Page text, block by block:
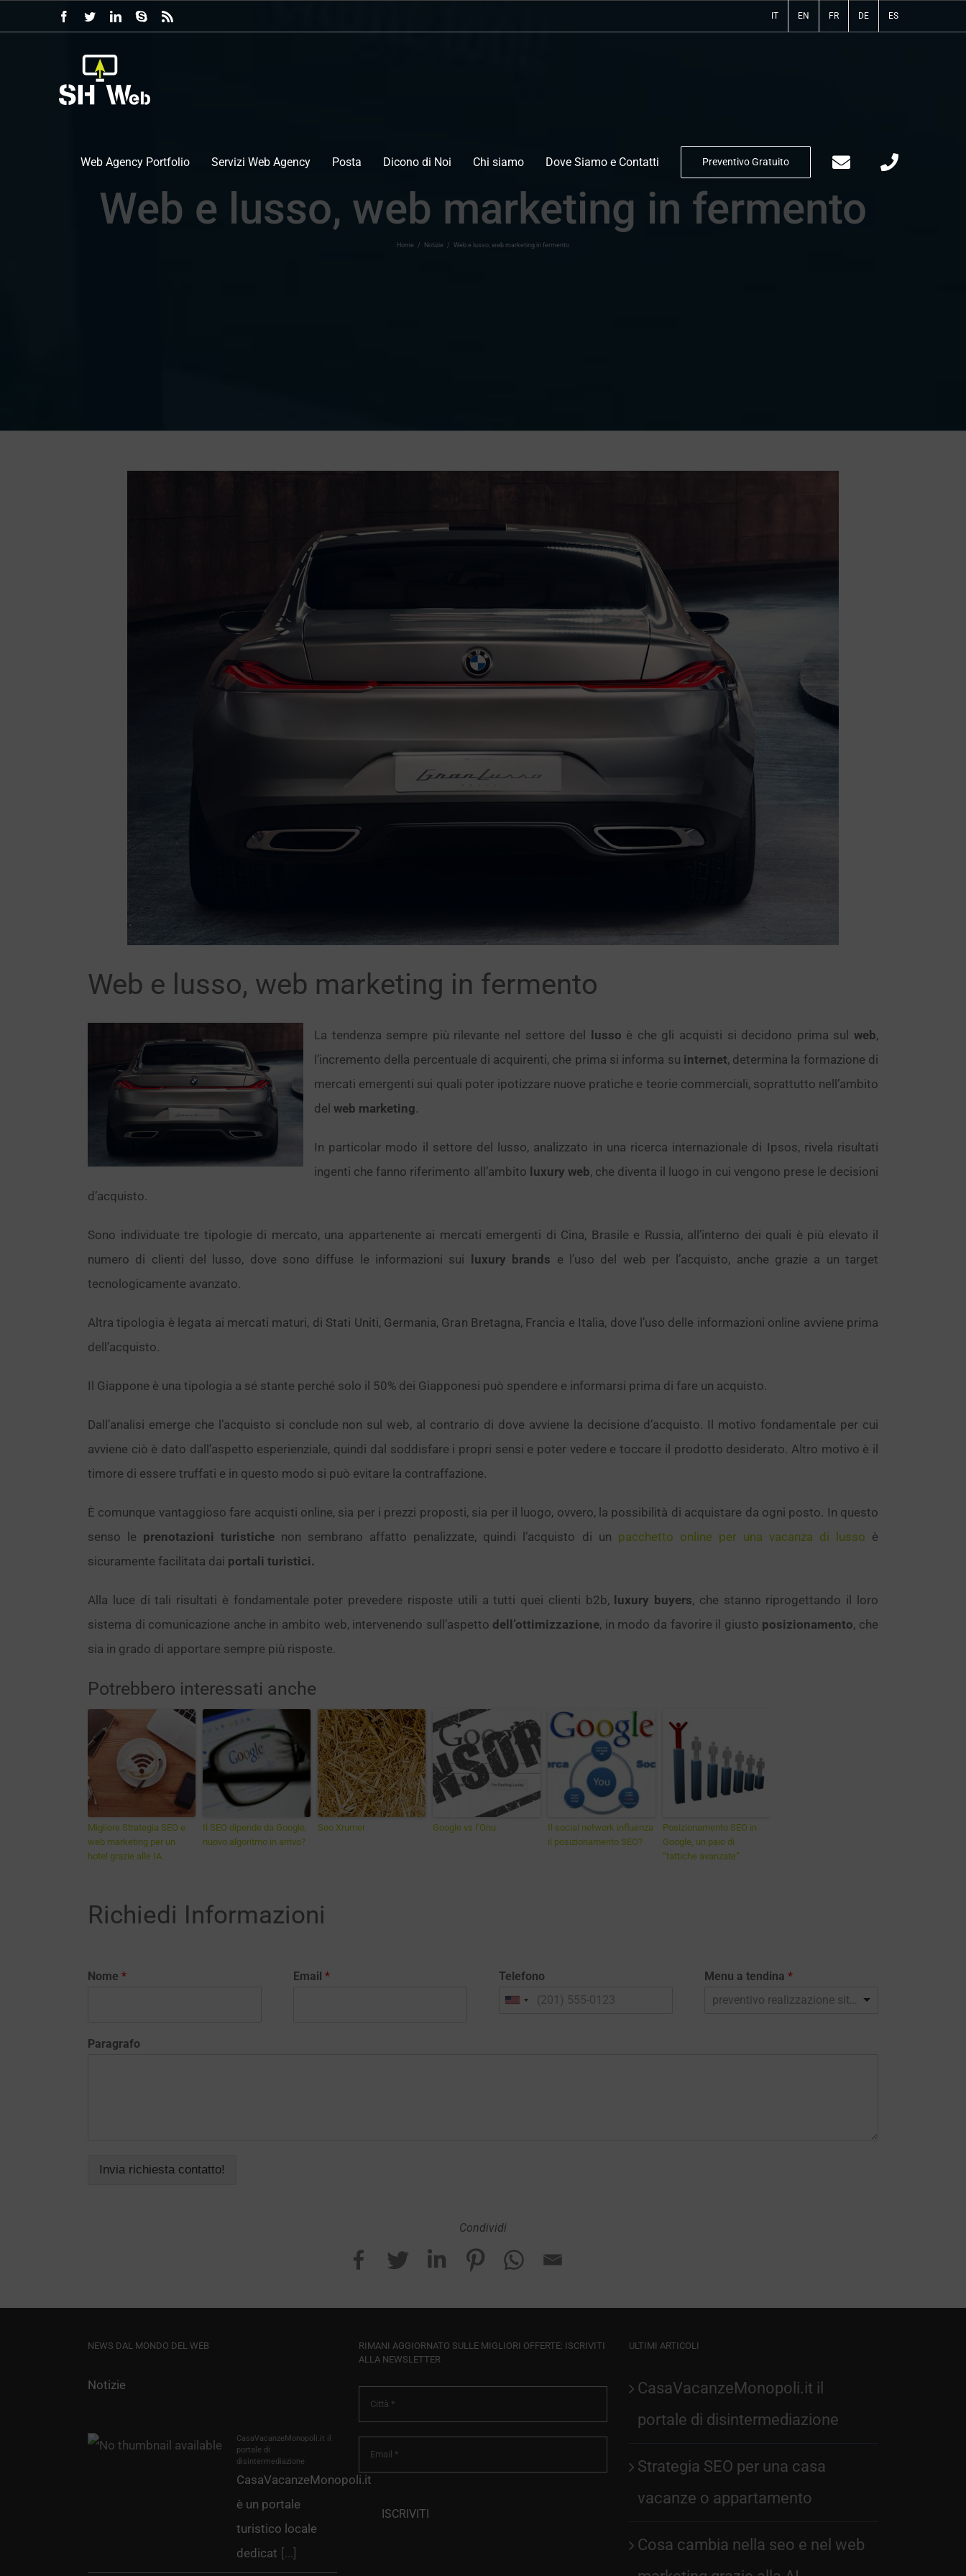
al
Facebook
TwitterLinkedIn
Skype IT EN FR DE ES
Web Agency Portfolio Servizi Web Agency Posta Dicono di Noi Chi siamo Dove Siamo e Contatti Preventivo Gratuito
Web e lusso, web marketing in fermento
Home / Notizie / Web e lusso, web marketing in fermento
Web e lusso, web marketing in fermento
La tendenza sempre più rilevante nel settore del lusso è che gli acquisti si decidono prima sulweb,
l’incremento della percentuale di acquirenti, che prima si informa su internet, determina la formazione di
mercati emergenti sui quali poter ipotizzare nuove pratiche e teorie commerciali, soprattutto nell’ambito
del web marketing.
In particolar modo il settore del lusso, analizzato in una ricerca internazionale di Ipsos, rivela risultati
ingenti che fanno riferimento all’ambito luxury web, che diventa il luogo in cui vengono prese le decisioni
d’acquisto.
Sono individuate tre tipologie di mercato, una appartenente ai mercati emergenti di Cina, Brasile e Russia, all’interno dei quali è più elevato il
numero di clienti del lusso, dove sono diffuse le informazioni sui luxury brands e l’uso del web per l’acquisto, anche grazie a un target
tecnologicamente avanzato.
Altra tipologia è legata ai mercati maturi, di Stati Uniti, Germania, Gran Bretagna, Francia e Italia, dove l’uso delle informazioni online avviene prima
dell’acquisto.
Il Giappone è una tipologia a sé stante perché solo il 50% dei Giapponesi può spendere e informarsi prima di fare un acquisto.
Dall’analisi emerge che l’acquisto si conclude non sul web, al contrario di dove avviene la decisione d’acquisto. Il motivo fondamentale per cui
avviene ciò è dato dall’aspetto esperienziale, quindi dal soddisfare i propri sensi e poter vedere e toccare il prodotto desiderato. Altro motivo è il
timore di essere truffati e in questo modo si può evitare la contraffazione.
È comunque vantaggioso fare acquisti online, sia per i prezzi proposti, sia per il luogo, ovvero, la possibilità di acquistare da ogni posto. In questo
senso le prenotazioni turistiche non sembrano affatto penalizzate, quindi l’acquisto di un pacchetto online per una vacanza di lusso è
sicuramente facilitata dai portali turistici.
Alla luce di tali risultati è fondamentale poter prevedere risposte utili a tutti quei clienti b2b, luxury buyers, che stanno riprogettando il loro
sistema di comunicazione anche in ambito web, intervenendo sull’aspetto dell’ottimizzazione, in modo da favorire il giusto posizionamento, che
sia in grado di apportare sempre più risposte.
Potrebbero interessati anche
Migliore Strategia SEO e
web marketing per un
hotel grazie alle IA
Il SEO dipende da Google,
nuovo algoritmo in arrivo?
Seo Xrumer Google vs l’Onu
Il social network influenza
il posizionamento SEO?
Posizionamento SEO in
Google, un paio di
“tattiche avanzate”
Richiedi Informazioni
Nome * Email * Telefono Menu a tendina *
preventivo realizzazione sito web
Paragrafo
Invia richiesta contatto!
Condividi
NEWS DAL MONDO DEL WEB
Notizie
CasaVacanzeMonopoli.it il
portale di
disintermediazione
CasaVacanzeMonopoli.it
è un portale
turistico locale
dedicat [...]
RIMANI AGGIORNATO SULLE MIGLIORI OFFERTE: ISCRIVITI
ALLA NEWSLETTER
ULTIMI ARTICOLI
CasaVacanzeMonopoli.it il
portale di disintermediazione
Strategia SEO per una casa
vacanze o appartamento
Cosa cambia nella seo e nel web